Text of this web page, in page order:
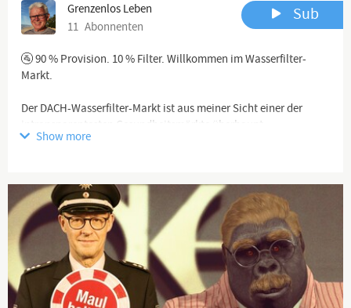
Grenzenlos Leben
11 Abonnenten
Sub
🚰 90 % Provision. 10 % Filter. Willkommen im Wasserfilter-
Markt.
Der DACH-Wasserfilter-Markt ist aus meiner Sicht einer der
intransparentesten Gesundheitsmärkte überhaupt.
Sechstausend-Euro-Geräte mit sechshundert Euro Materialwert.
kennen.
Ich habe in über 10 Jahren intensiver Recherche alle mir
bekannten Anbieter zusammengetragen, eingeordnet und
bewertet. Auf 75 Seiten. Kostenlos. Ohne Affiliate-Links, ohne
Provisionen, ohne MLM.
Show more